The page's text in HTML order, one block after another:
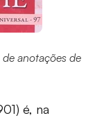
anotações de
é, na